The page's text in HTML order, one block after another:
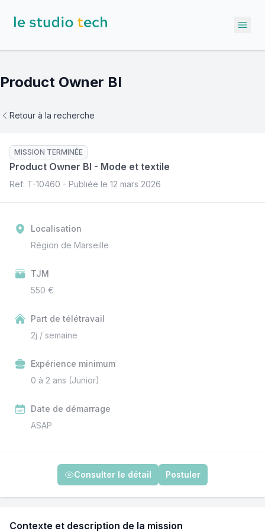
Product Owner BI
Retour à la recherche
Product Owner BI - Mode et textile
MISSION TERMINÉE
Ref: T-10460 - Publiée le 12 mars 2026
Localisation
Région de Marseille
TJM
550 €
Part de télétravail
2j / semaine
Expérience minimum
0 à 2 ans (Junior)
Date de démarrage
ASAP
Consulter le détail Postuler
Contexte et description de la mission